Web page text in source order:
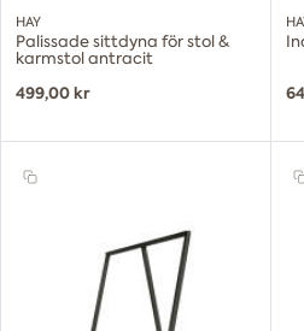
HAY
Palissade sittdyna för stol &
karmstol antracit
499,00 kr